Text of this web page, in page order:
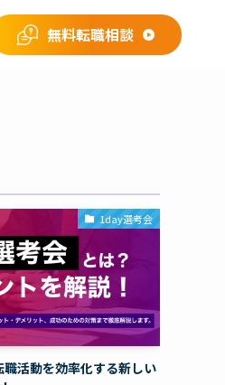
無料転職相談
1day選考会
活動を効率化する新しい